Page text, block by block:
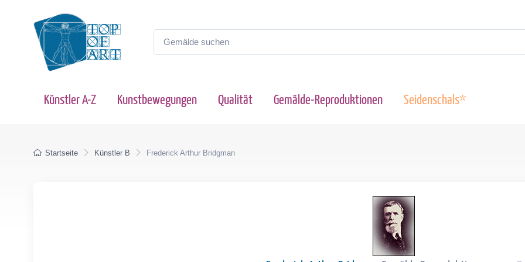
Künstler A-Z Kunstbewegungen Qualität Gemälde-Reproduktionen Seidenschals*
Startseite Künstler B Frederick Arthur Bridgman